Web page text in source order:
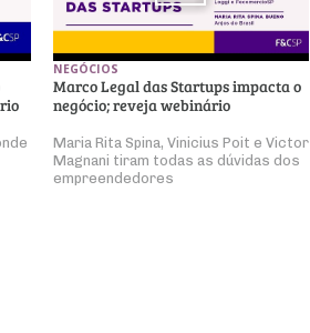
NEGÓCIOS
Marco Legal das Startups impacta o
negócio; reveja webinário
Maria Rita Spina, Vinicius Poit e Victor
Magnani tiram todas as dúvidas dos
empreendedores